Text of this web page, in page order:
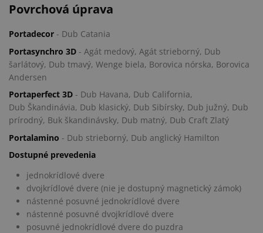
Povrchová úprava
Portadecor - Dub Catania
Portasynchro 3D - Agát medový, Agát strieborný, Dub
šarlátový, Dub tmavý, Wenge biela, Borovica nórska, Borovica
Andersen
Portaperfect 3D - Dub Havana, Dub California,
Dub Škandinávia, Dub klasický, Dub Sibírsky, Dub južný, Dub
prírodný, Buk škandinávsky, Dub matný, Dub Craft Zlatý
Portalamino - Dub strieborný, Dub anglický Hamilton
Dostupné prevedenia
jednokrídlové dvere
dvojkrídlové dvere (nie je dostupný magnetický zámok)
nástenné posuvné jednokrídlové dvere
nástenné posuvné dvojkrídlové dvere
posuvné jednokrídlové dvere do puzdra